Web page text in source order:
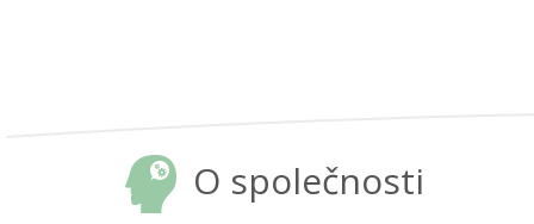
O společnosti